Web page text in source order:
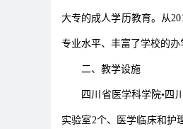
大专的成人学历教育。从
专业水平、丰富了学校的办
二、教学设施
四川省医学科学院•四
实验室2个、医学临床和护